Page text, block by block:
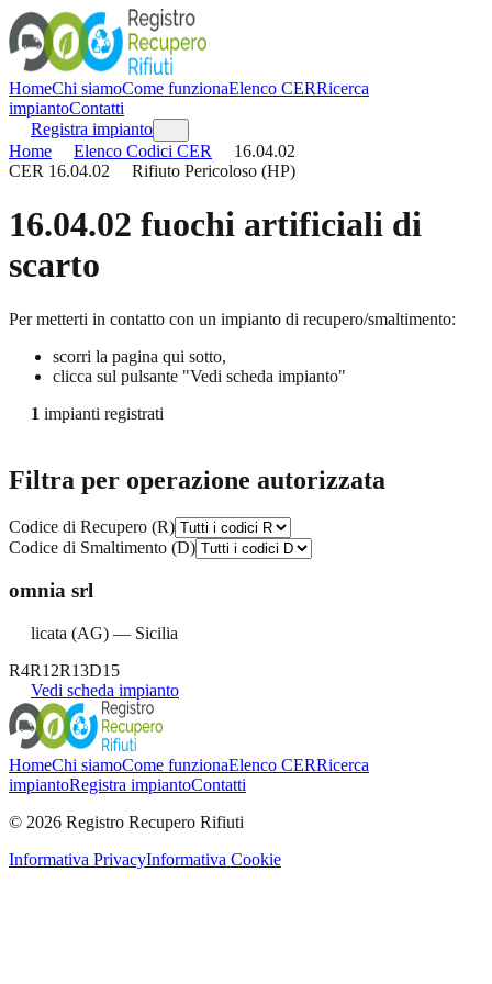
HomeChi siamoCome funzionaElenco CERRicerca
impiantoContatti
Registra impianto
Home
Elenco Codici CER
16.04.02
CER 16.04.02 Rifiuto Pericoloso (HP)
16.04.02 fuochi artificiali di
scarto
Per metterti in contatto con un impianto di recupero/smaltimento:
scorri la pagina qui sotto,
clicca sul pulsante "Vedi scheda impianto"
1 impianti registrati
Filtra per operazione autorizzata
Codice di Recupero (R)
Codice di Smaltimento (D)
omnia srl
licata (AG) — Sicilia
R4R12R13D15
Vedi scheda impianto
HomeChi siamoCome funzionaElenco CERRicerca
impiantoRegistra impiantoContatti
© 2026 Registro Recupero Rifiuti
Informativa PrivacyInformativa Cookie